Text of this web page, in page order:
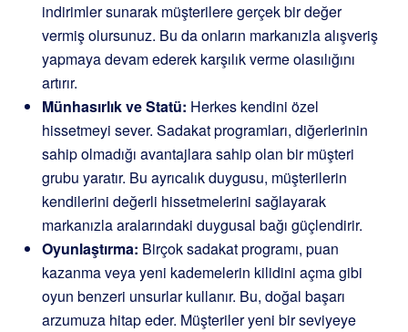
indirimler sunarak müşterilere gerçek bir değer
vermiş olursunuz. Bu da onların markanızla alışveriş
yapmaya devam ederek karşılık verme olasılığını
artırır.
Münhasırlık ve Statü: Herkes kendini özel
hissetmeyi sever. Sadakat programları, diğerlerinin
sahip olmadığı avantajlara sahip olan bir müşteri
grubu yaratır. Bu ayrıcalık duygusu, müşterilerin
kendilerini değerli hissetmelerini sağlayarak
markanızla aralarındaki duygusal bağı güçlendirir.
Oyunlaştırma: Birçok sadakat programı, puan
kazanma veya yeni kademelerin kilidini açma gibi
oyun benzeri unsurlar kullanır. Bu, doğal başarı
arzumuza hitap eder. Müşteriler yeni bir seviyeye